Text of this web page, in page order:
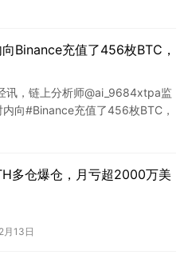
Binance充值了456枚BTC，
讯，链上分析师@ai_9684xtpa监
向#Binance充值了456枚BTC，
多仓爆仓，月亏超2000万美
月13日